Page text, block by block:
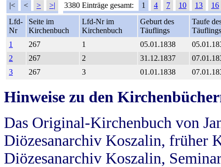
|< < > >| 3380 Einträge gesamt: 1 4 7 10 13
16
Lfd-
Nr
Seite im
Kirchenbuch
Lfd-Nr im
Kirchenbuch
Geburt des
Täuflings
Taufe
Täuflings
1
267 1 05.01.1838
2
267 2 31.12.1837
3
267 3 01.01.1838
Hinweise zu den
Das Original-Kirchenbuch von
Diözesanarchiv Koszalin, früher
Diözesanarchiv Koszalin,